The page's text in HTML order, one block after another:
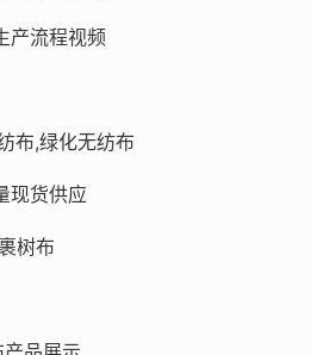
产流程视频
布,绿化无纺布
现货供应
树布